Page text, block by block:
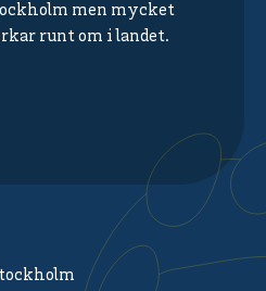
men mycket
runt om i landet.